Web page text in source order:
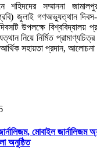
শহিদদের সম্মাননা
জুলাই গণঅভ্যুত্থান
উপলক্ষে বিশ্ববিদ্যালয়
নিয়ে নির্মিত প্রামাণ্যচিত্র
সহায়তা প্রদান, আলোচনা
মোবাইল জার্নালিজম
অনুষ্ঠিত